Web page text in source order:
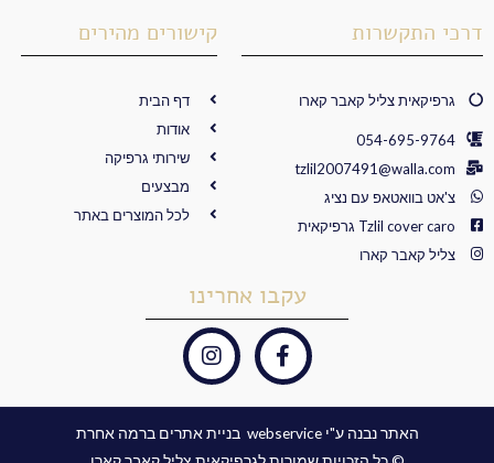
דרכי התקשרות
גרפיקאית צליל קאבר קארו
054-695-9764
tzlil2007491@walla.com
צ'אט בוואטאפ עם נציג
Tzlil cover caro גרפיקאית
צליל קאבר קארו
קישורים מהירים
דף הבית
אודות
שירותי גרפיקה
מבצעים
לכל המוצרים באתר
עקבו אחרינו
F
a
c
e
b
I
n
s
t
a
האתר נבנה ע"י webservice ​ בניית אתרים ברמה אחרת